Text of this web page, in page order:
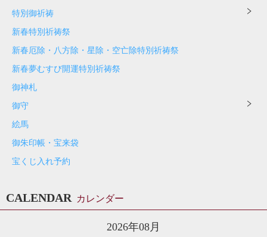
特別御祈祷
新春特別祈祷祭
新春厄除・八方除・星除・空亡除特別祈祷祭
新春夢むすび開運特別祈祷祭
御神札
御守
絵馬
御朱印帳・宝来袋
宝くじ入れ予約
CALENDAR カレンダー
2026年08月